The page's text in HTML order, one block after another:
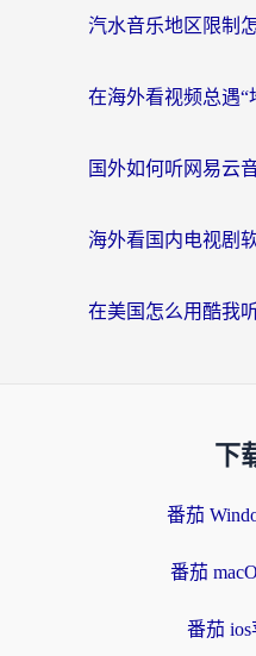
下
番茄
番茄
番茄